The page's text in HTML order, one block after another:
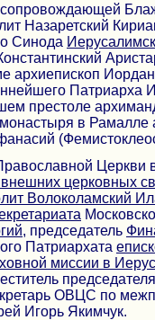
сопровождающей
Назаретский
Синода
архиепископ
Патриарха
престоле
в Рамалле
Церкви
церковных
Волоколамский
, председатель
Патриархата
миссии в
ОВЦС по
Игорь Якимчук.